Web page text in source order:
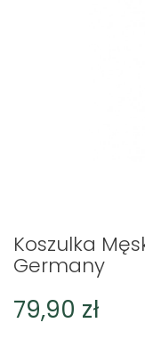
Koszulka
Germany
79,90 zł